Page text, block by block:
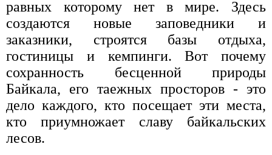
равных которому нет в мире. Здесь
создаются новые заповедники и
заказники, строятся базы отдыха,
гостиницы и кемпинги. Вот почему
сохранность бесценной природы
Байкала, его таежных просторов - это
дело каждого, кто посещает эти места,
кто приумножает славу байкальских
лесов.